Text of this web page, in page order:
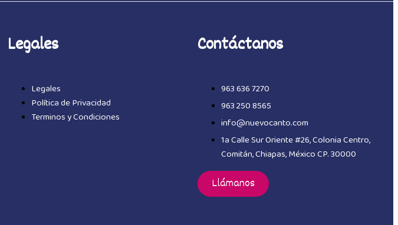
Legales
Legales
Política de Privacidad
Terminos y Condiciones
Contáctanos
963 636 7270
963 250 8565
info@nuevocanto.com
1a Calle Sur Oriente #26, Colonia Centro,
Comitán, Chiapas, México CP. 30000
Llámanos